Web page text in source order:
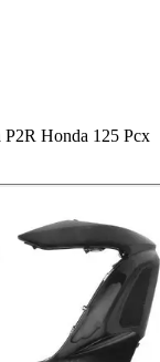
P2R Honda 125 Pcx